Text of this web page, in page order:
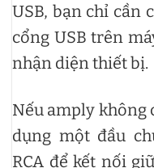
USB, bạn chỉ cần
cổng USB trên
nhận diện thiết bị.
Nếu amply không
dụng một đầu
RCA để kết nối